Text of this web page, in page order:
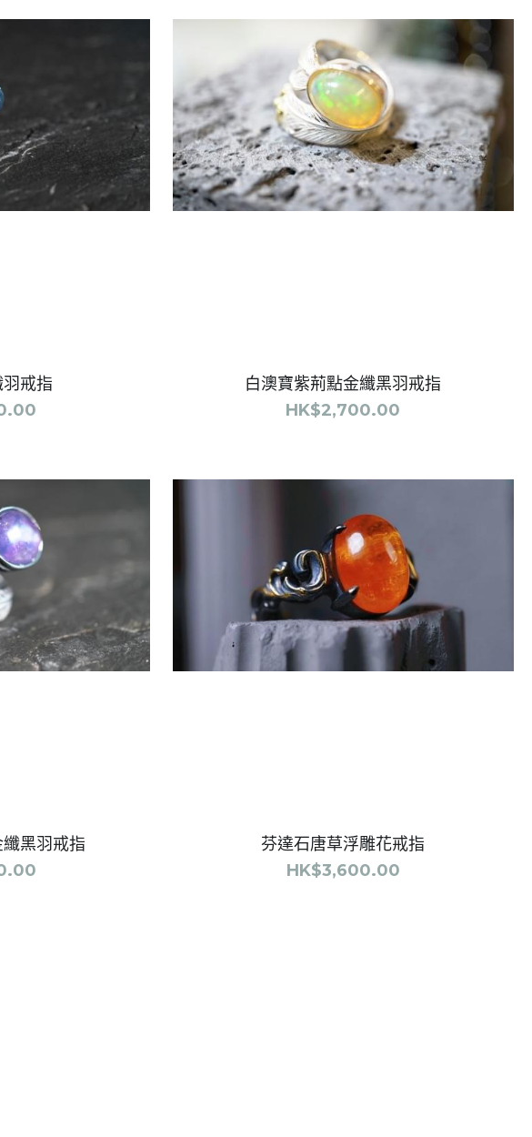
羽戒指
白澳寶紫荊點金纖黑羽戒指
黑羽戒指
芬達石唐草浮雕花戒指